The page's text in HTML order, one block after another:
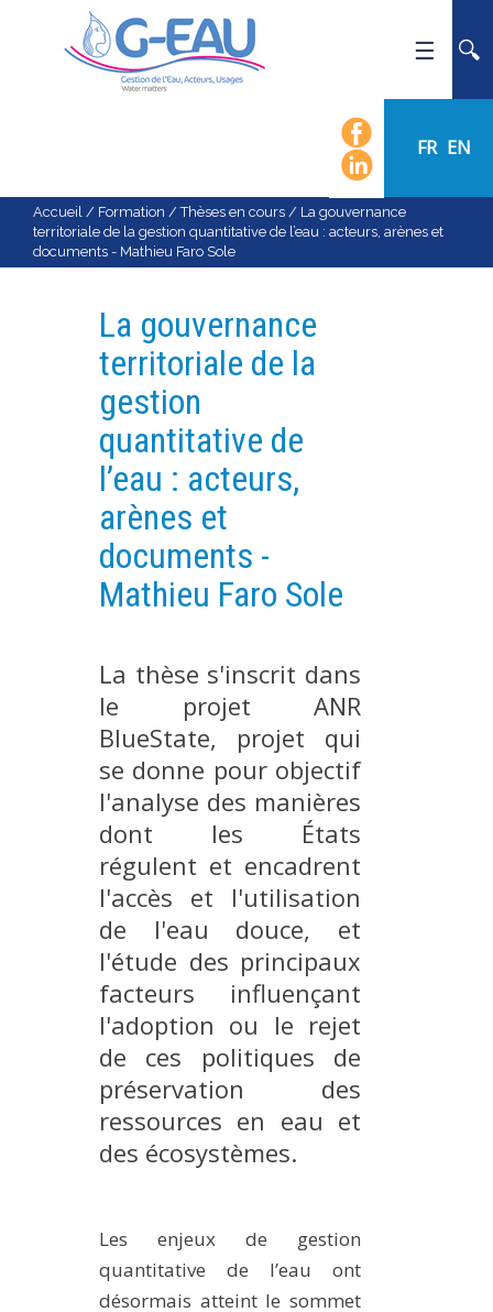
FR EN
ACTUALITÉS
AGENDA
CALENDRIER DES ÉVÈNEMENTS
ORGANIGRAMME
LISTE DU PERSONNEL
LES ÉQUIPES
RECRUTEMENT
RECHERCHE
PLATEFORMES EXPÉRIMENTALES
IMPLANTATIONS GÉOGRAPHIQUES
PROJETS EN COURS
NOS RÉSEAUX SCIENTIFIQUES ET TECHNIQUES
SÉMINAIRES RÉGULIERS
FORMATION
MASTER
INGÉNIEUR
FORMATION CONTINUE
FORMATION DOCTORALE
THÈSES EN COURS
PRODUCTION
MÉTHODES ET OUTILS
LOGICIELS
PUBLICATIONS SUR HAL
NOTES THÉMATIQUES
NOS TRAVAUX EN VIDÉO
Accueil / Formation /Thèses en cours / La gouvernance
territoriale de la gestion quantitative de l’eau : acteurs, arènes et
documents - Mathieu Faro Sole
La gouvernance
territoriale de la
gestion
quantitative de
l’eau : acteurs,
arènes et
documents -
Mathieu Faro Sole
La thèse s'inscrit dans
le projet ANR
BlueState, projet qui
se donne pour objectif
l'analyse des manières
dont les États
régulent et encadrent
l'accès et l'utilisation
de l'eau douce, et
l'étude des principaux
facteurs influençant
l'adoption ou le rejet
de ces politiques de
préservation des
ressources en eau et
des écosystèmes.
Les enjeux de gestion
quantitative de l’eau ont
désormais atteint le sommet